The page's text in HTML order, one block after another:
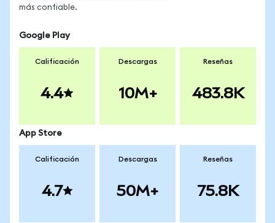
más confiable.
Google Play
Calificación
4.4
Descargas
10M+
Reseñas
483.8K
App Store
Calificación
4.7
Descargas
50M+
Reseñas
75.8K